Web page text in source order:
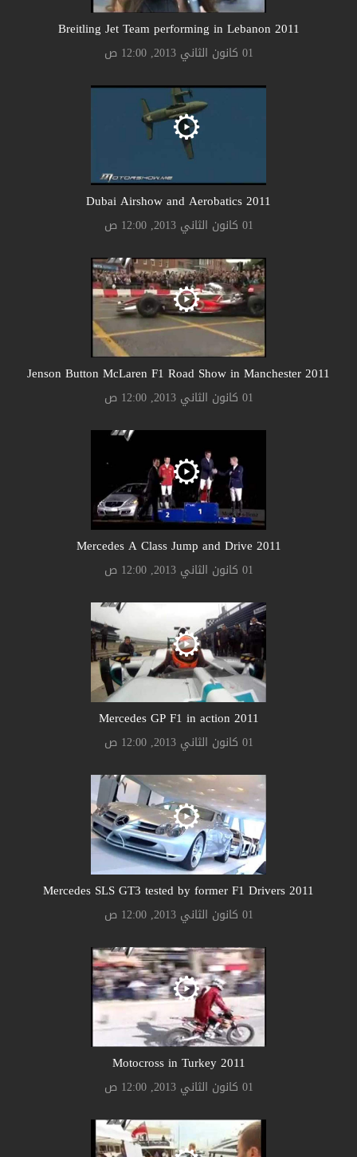
2011 Breitling Jet Team performing in Lebanon
01 كانون الثاني 2013, 12:00 ص
2011 Dubai Airshow and Aerobatics
01 كانون الثاني 2013, 12:00 ص
2011 Jenson Button McLaren F1 Road Show in Manchester
01 كانون الثاني 2013, 12:00 ص
2011 Mercedes A Class Jump and Drive
01 كانون الثاني 2013, 12:00 ص
2011 Mercedes GP F1 in action
01 كانون الثاني 2013, 12:00 ص
2011 Mercedes SLS GT3 tested by former F1 Drivers
01 كانون الثاني 2013, 12:00 ص
2011 Motocross in Turkey
01 كانون الثاني 2013, 12:00 ص